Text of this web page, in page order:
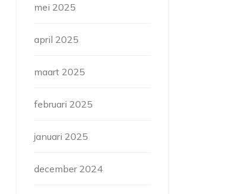
mei 2025
april 2025
maart 2025
februari 2025
januari 2025
december 2024